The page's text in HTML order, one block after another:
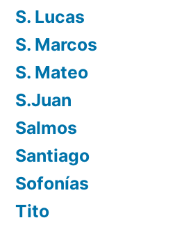
S. Lucas
S. Marcos
S. Mateo
S.Juan
Salmos
Santiago
Sofonías
Tito